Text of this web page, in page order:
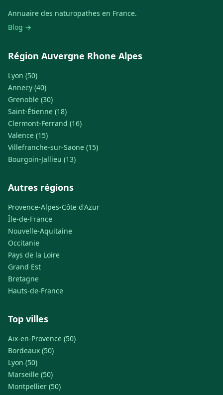
Annuaire des naturopathes en France.
Blog →
Région Auvergne Rhone Alpes
Lyon (50)
Annecy (40)
Grenoble (30)
Saint-Étienne (18)
Clermont-Ferrand (16)
Valence (15)
Villefranche-sur-Saone (15)
Bourgoin-Jallieu (13)
Autres régions
Provence-Alpes-Côte d'Azur
Île-de-France
Nouvelle-Aquitaine
Occitanie
Pays de la Loire
Grand Est
Bretagne
Hauts-de-France
Top villes
Aix-en-Provence (50)
Bordeaux (50)
Lyon (50)
Marseille (50)
Montpellier (50)